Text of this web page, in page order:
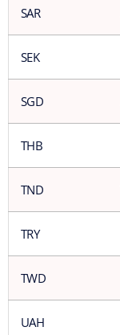
SAR
SEK
SGD
THB
TND
TRY
TWD
UAH